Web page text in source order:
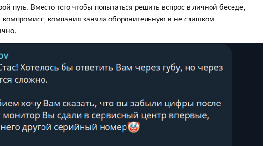
путь. Вместо того чтобы попытаться решить вопрос в личной беседе,
компромисс, компания заняла оборонительную и не слишком